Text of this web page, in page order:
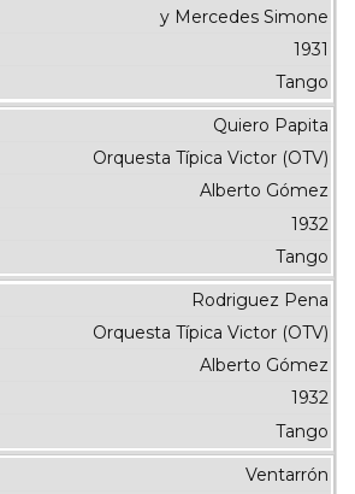
y Mercedes Simone
1931
Tango
Quiero Papita
Orquesta Típica Victor (OTV)
Alberto Gómez
1932
Tango
Rodriguez Pena
Orquesta Típica Victor (OTV)
Alberto Gómez
1932
Tango
Ventarrón